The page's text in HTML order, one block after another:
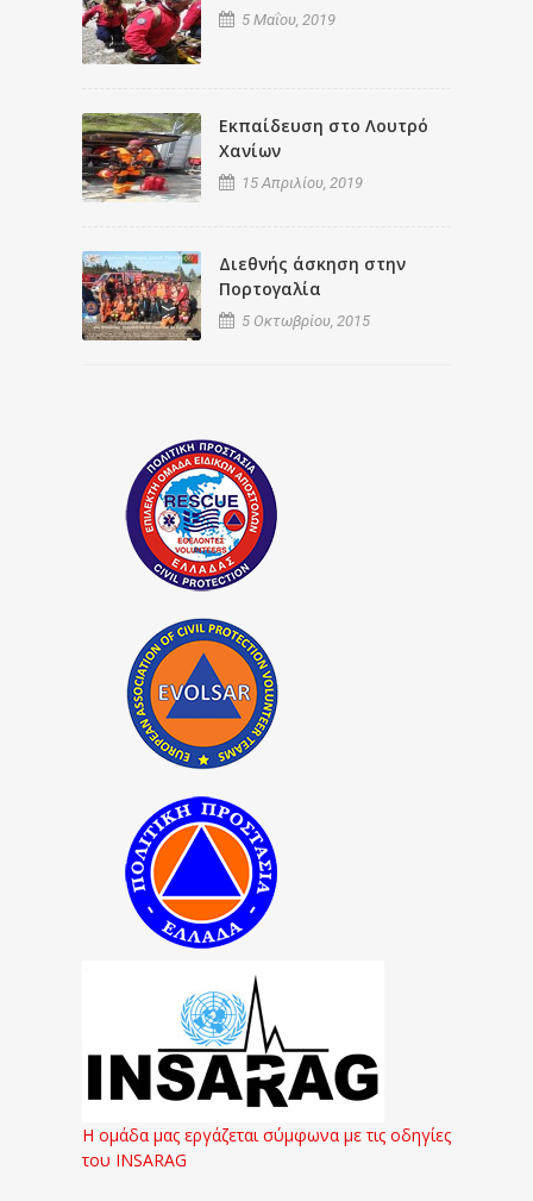
5 Μαΐου, 2019
Εκπαίδευση στο Λουτρό
Χανίων
15 Απριλίου, 2019
Διεθνής άσκηση στην
Πορτογαλία
5 Οκτωβρίου, 2015
Η ομάδα μας εργάζεται σύμφωνα με τις οδηγίες
του INSARAG